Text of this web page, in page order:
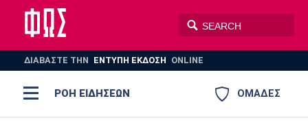
ΔΙΑΒΑΣΤΕ THN ΕΝΤΥΠΗ ΕΚΔΟΣΗ ONLINE
ΟΜΑΔΕΣ
ΡΟΗ ΕΙΔΗΣΕΩΝ